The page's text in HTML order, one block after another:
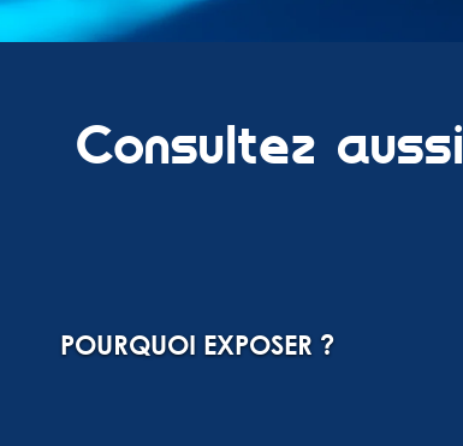
Consultez aussi
POURQUOI EXPOSER ?